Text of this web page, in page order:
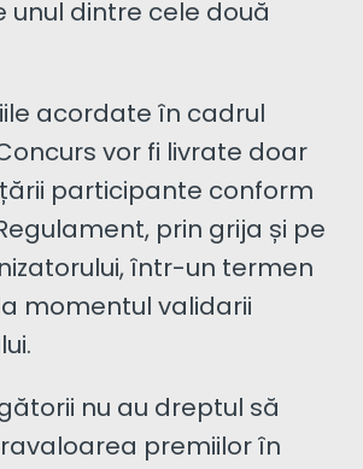
unul dintre cele două
acordate în cadrul
vor fi livrate doar
participante conform
prin grija și pe
într-un termen
momentul validarii
nu au dreptul să
premiilor în